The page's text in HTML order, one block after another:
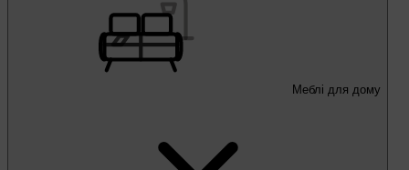
Меблі для дому